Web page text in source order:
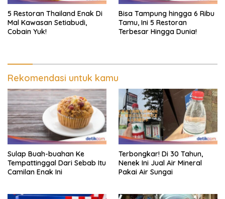
5 Restoran Thailand Enak Di
Mal Kawasan Setiabudi,
Cobain Yuk!
Bisa Tampung hingga 6 Ribu
Tamu, Ini 5 Restoran
Terbesar Hingga Dunia!
Rekomendasi untuk kamu
Sulap Buah-buahan Ke
Tempattinggal Dari Sebab Itu
Camilan Enak Ini
Terbongkar! Di 30 Tahun,
Nenek Ini Jual Air Mineral
Pakai Air Sungai